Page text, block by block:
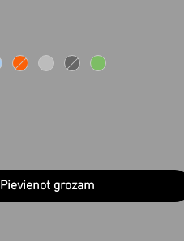
Pievienot grozam